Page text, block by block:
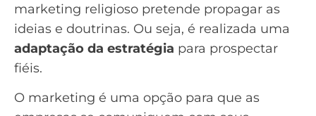
marketing religioso pretende propagar as
ideias e doutrinas. Ou seja, é realizada uma
adaptação da estratégia para prospectar
fiéis.
O marketing é uma opção para que as